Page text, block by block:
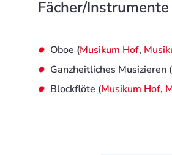
Fächer/Instrumente
Oboe (Musikum Hof,
Ganzheitliches Musizieren (
Blockflöte (Musikum Hof,